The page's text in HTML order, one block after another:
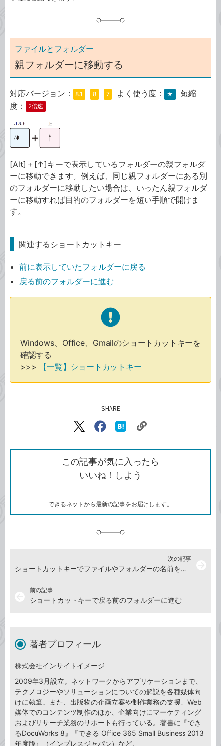
ファイルとフォルダー
親フォルダーに移動する
対応バージョン： 8.1 8 7 よく使う度： ★
短縮
度：
2倍速
[Alt]＋[↑]キーで表示しているフォルダーの親フォルダ
ーに移動できます。例えば、同じ親フォルダーにある別
のフォルダーに移動したい場合は、いったん親フォルダ
ーに移動すれば目的のフォルダーを短い手順で開けま
す。
関連するショートカットキー
前に表示していたフォルダーに戻る
戻る前のフォルダーに進む
Windows、Office、Gmailのショートカットキーを
確認する
>>> 【一覧】ショートカットキー
SHARE
X（旧
で
シ
ェ
ア
Facebook
シ
ェ
ア
な
ブ
ッ
ク
ク
ク
を
コ
この記事が気に入ったら
いいね！しよう
できるネットから最新の記事をお届けします。
前の記事
ショートカットキーで戻る前のフォルダーに進む
次の記事
ショートカットキーでファイルやフォルダーの名前を変更する
著者プロフィール
株式会社インサイトイメージ
2009年3月設立。ネットワークからアプリケーションまで、
テクノロジーやソリューションについての解説を各種媒体向
けに執筆。また、出版物の企画立案や制作業務の支援、Web
媒体でのコンテンツ制作のほか、企業向けにマーケティング
およびリサーチ業務のサポートも行っている。著書に『でき
るDocuWorks 8』『できる Office 365 Small Business 2013
年度版』（インプレスジャパン）など。